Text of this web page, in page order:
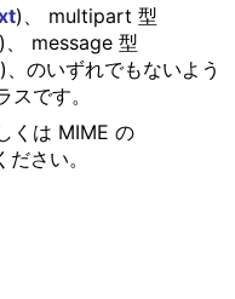
)、 multipart 型
、 message 型
)、のいずれでもないよう
です。
くは MIME の
さい。